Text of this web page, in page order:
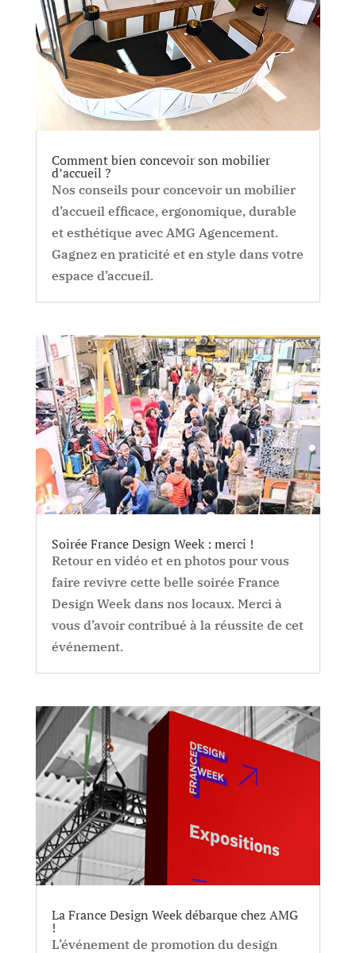
Comment bien concevoir son mobilier
d’accueil ?
Nos conseils pour concevoir un mobilier
d’accueil efficace, ergonomique, durable
et esthétique avec AMG Agencement.
Gagnez en praticité et en style dans votre
espace d’accueil.
Soirée France Design Week : merci !
Retour en vidéo et en photos pour vous
faire revivre cette belle soirée France
Design Week dans nos locaux. Merci à
vous d’avoir contribué à la réussite de cet
événement.
La France Design Week débarque chez AMG
!
L’événement de promotion du design